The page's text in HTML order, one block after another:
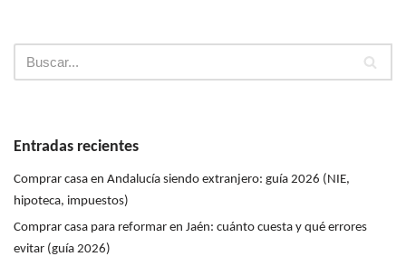
Entradas recientes
Comprar casa en Andalucía siendo extranjero: guía 2026 (NIE,
hipoteca, impuestos)
Comprar casa para reformar en Jaén: cuánto cuesta y qué errores
evitar (guía 2026)